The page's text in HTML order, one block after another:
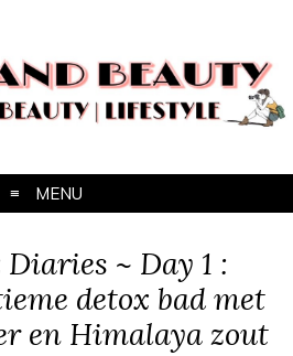
MENU
~ Day 1 :
detox bad met
en Himalaya zout